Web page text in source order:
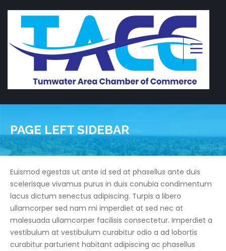
PAGE LEFT SIDEBAR
Euismod egestas ut ante id sed at phasellus ante duis
scelerisque vivamus purus in duis conubia condimentum
lacus dictum senectus adipiscing. Turpis a libero
ullamcorper sed nam mi imperdiet at sed nec at
malesuada ullamcorper facilisis consectetur. Imperdiet a
vestibulum at vestibulum curabitur odio a ad lobortis
curabitur parturient habitant adipiscing ac phasellus